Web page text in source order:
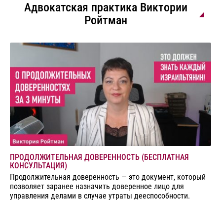
Адвокатская практика Виктории
Ройтман
ПРОДОЛЖИТЕЛЬНАЯ ДОВЕРЕННОСТЬ (БЕСПЛАТНАЯ
КОНСУЛЬТАЦИЯ)
Продолжительная доверенность — это документ, который
позволяет заранее назначить доверенное лицо для
управления делами в случае утраты дееспособности.